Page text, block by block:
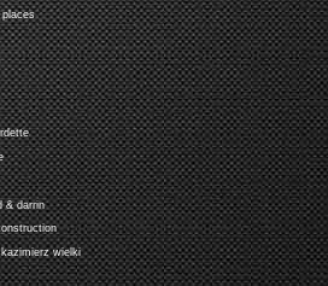
places
& darrin
wielki